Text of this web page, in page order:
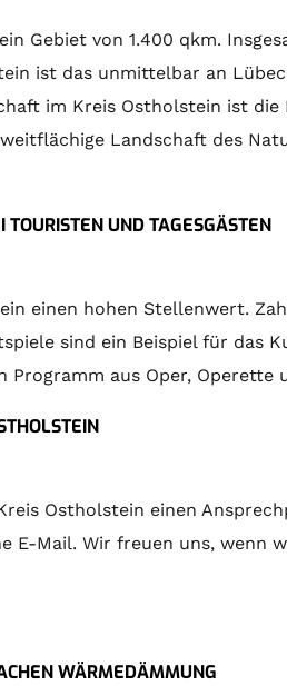
Gebiet von 1.400 qkm.
ist das unmittelbar an
im Kreis Ostholstein ist
Landschaft des
TOURISTEN UND TAGESGÄSTEN
einen hohen Stellenwert.
sind ein Beispiel für das
Programm aus Oper, Operette
Ostholstein einen
E-Mail. Wir freuen uns, wenn
WÄRMEDÄMMUNG